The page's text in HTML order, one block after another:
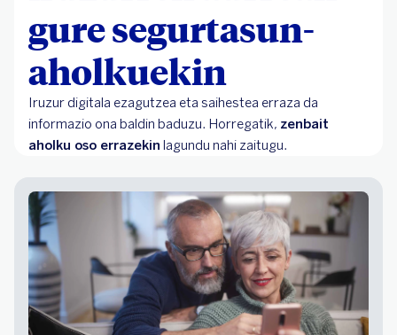
gure segurtasun-
aholkuekin
Iruzur digitala ezagutzea eta saihestea erraza da
informazio ona baldin baduzu. Horregatik, zenbait
aholku oso errazekin lagundu nahi zaitugu.